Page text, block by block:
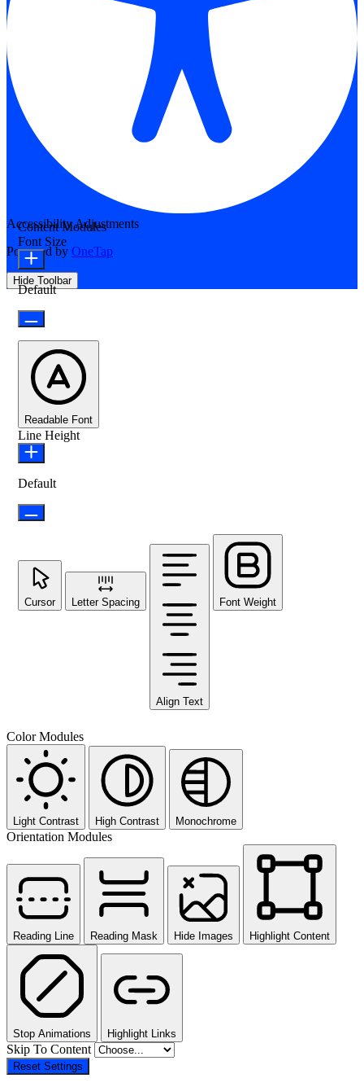
Accessibility Adjustments
Powered by OneTap
Hide Toolbar
Content Modules
Font Size
Default
Readable Font
Line Height
Default
Cursor Letter Spacing
Align Text
Font Weight
Color Modules
Light Contrast High Contrast Monochrome
Orientation Modules
Reading Line Reading Mask Hide Images Highlight Content
Stop Animations Highlight Links
Skip To Content
Reset Settings